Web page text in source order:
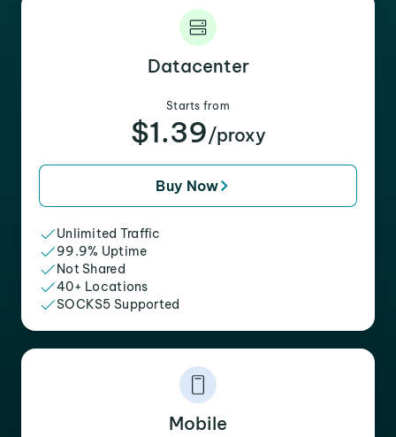
Datacenter
Starts from
$1.39/proxy
Buy Now
Unlimited Traffic
99.9% Uptime
Not Shared
40+ Locations
SOCKS5 Supported
Mobile